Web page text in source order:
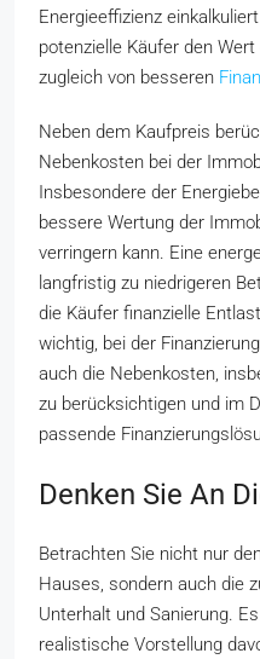
Energieeffizienz
potenzielle Käufer den
zugleich von besseren
Neben dem Kaufpreis
Nebenkosten bei der
Insbesondere der
bessere Wertung der
verringern kann. Eine
langfristig zu niedrigeren
die Käufer finanzielle
wichtig, bei der
auch die Nebenkosten,
zu berücksichtigen und im
passende
Denken Sie An
Betrachten Sie nicht nur
Hauses, sondern auch die
Unterhalt und Sanierung.
realistische Vorstellung